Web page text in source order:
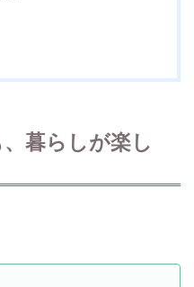
暮らしが楽し